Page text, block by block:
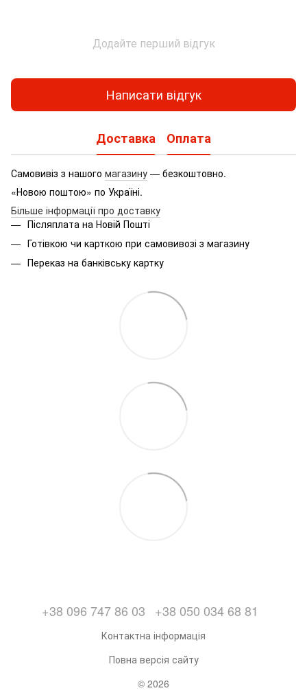
Додайте перший відгук
Написати відгук
Доставка Оплата
Самовивіз з нашого магазину — безкоштовно.
«Новою поштою» по Україні.
Більше інформації про доставку
Післяплата на Новій Пошті
Готівкою чи карткою при самовивозі з магазину
Переказ на банківську картку
+38 096 747 86 03 +38 050 034 68 81
Контактна інформація
Повна версія сайту
© 2026